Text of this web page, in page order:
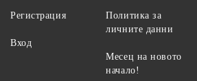
Регистрация
Вход
Политика за
личните данни
Месец на новото
начало!